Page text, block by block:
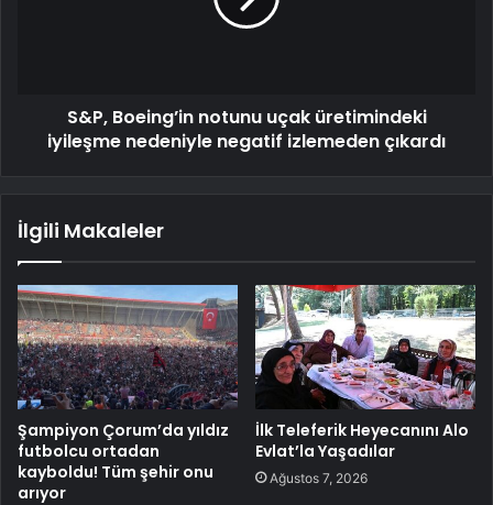
S&P, Boeing’in notunu uçak üretimindeki
iyileşme nedeniyle negatif izlemeden çıkardı
İlgili Makaleler
Şampiyon Çorum’da yıldız
futbolcu ortadan
kayboldu! Tüm şehir onu
arıyor
İlk Teleferik Heyecanını Alo
Evlat’la Yaşadılar
Ağustos 7, 2026